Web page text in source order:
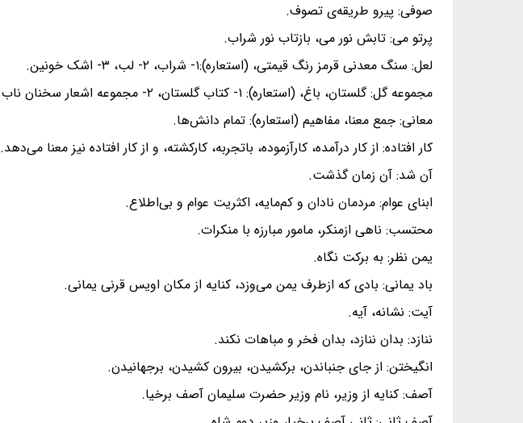
صوفی: پیرو طریقه‌ی تصوف.
پرتو می: تابش نور می، بازتاب نور شراب.
لعل: سنگ معدنی قرمز رنگ قیمتی، (استعاره):۱- شراب، ۲- لب، ۳- اشک خونین.
مجموعه گل: گلستان، باغ، (استعاره): ۱- کتاب گلستان‌، ۲- مجموعه اشعار سخنان ناب.
معانی: جمع معنا، مفاهیم (استعاره): تمام دانش‌ها.
کار افتاده: از کار درآمده، کارآزموده، باتجربه، کارکشته، و از کار افتاده نیز معنا می‌دهد.
آن شد: آن زمان گذشت.
ابنای عوام: مردمان نادان و کم‌مایه، اکثریت عوام و بی‌اطلاع.
محتسب: ناهی ازمنکر، مامور مبارزه با منکرات.
یمن نظر: به برکت نگاه.
باد یمانی: بادی که ازطرف یمن می‌وزد، کنایه از مکان اویس قرنی یمانی.
آیت: نشانه، آیه.
ننازد: بدان ننازد، بدان فخر و مباهات نکند.
انگیختن: از جای جنباندن، برکشیدن، بیرون کشیدن، برجهانیدن.
آصف: کنایه از وزیر، نام وزیر حضرت سلیمان آصف برخیا.